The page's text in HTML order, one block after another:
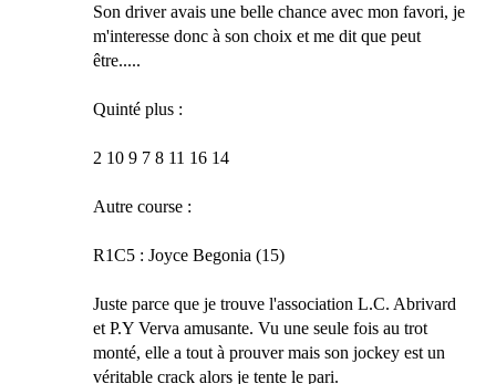
Son driver avais une belle chance avec mon favori, je
m'interesse donc à son choix et me dit que peut
être.....
Quinté plus :
2 10 9 7 8 11 16 14
Autre course :
R1C5 : Joyce Begonia (15)
Juste parce que je trouve l'association L.C. Abrivard
et P.Y Verva amusante. Vu une seule fois au trot
monté, elle a tout à prouver mais son jockey est un
véritable crack alors je tente le pari.